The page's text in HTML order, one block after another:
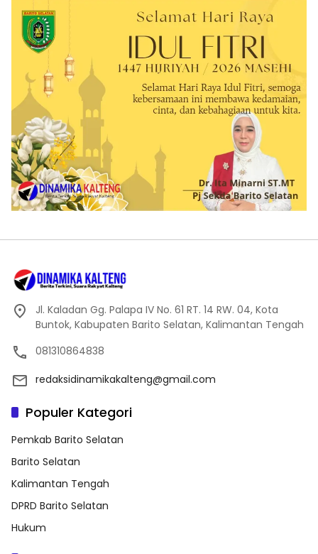
Jl. Kaladan Gg. Palapa IV No. 61 RT. 14 RW. 04, Kota
Buntok, Kabupaten Barito Selatan, Kalimantan Tengah
081310864838
redaksidinamikakalteng@gmail.com
Populer Kategori
Pemkab Barito Selatan
Barito Selatan
Kalimantan Tengah
DPRD Barito Selatan
Hukum